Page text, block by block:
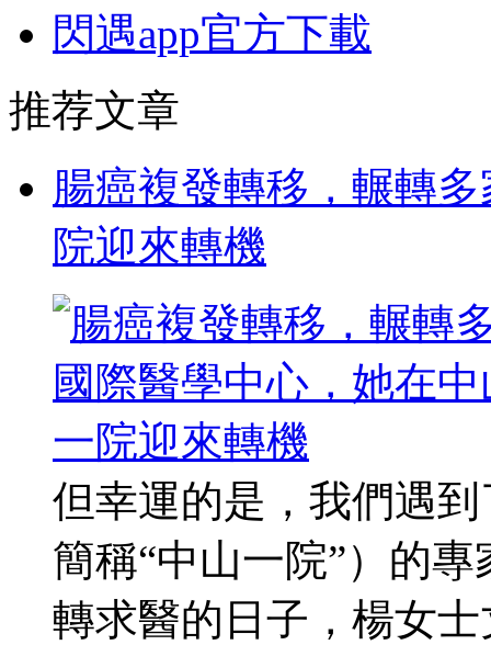
閃遇app官方下載
推荐文章
腸癌複發轉移，輾轉
院迎來轉機
但幸運的是，我們遇
簡稱“中山一院”）的
轉求醫的日子，楊女